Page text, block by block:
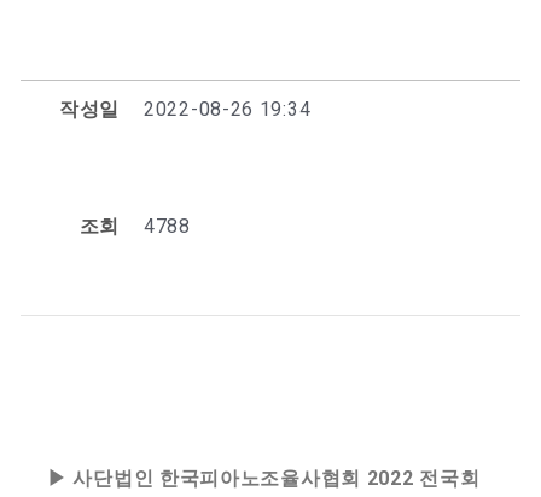
작성일 2022-08-26 19:34
조회 4788
▶ 사단법인 한국피아노조율사협회 2022 전국회